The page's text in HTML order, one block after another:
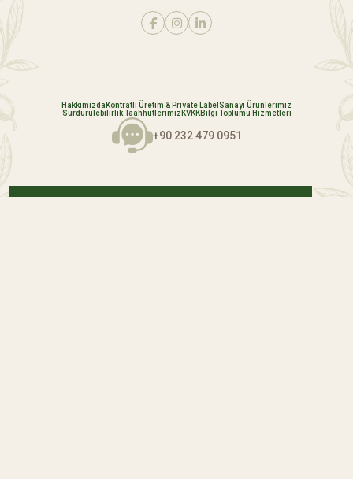
Hakkımızda Kontratlı Üretim & Private Label Sanayi Ürünlerimiz
Sürdürülebilirlik Taahhütlerimiz KVKKBilgi Toplumu Hizmetleri
+90 232 479 0951